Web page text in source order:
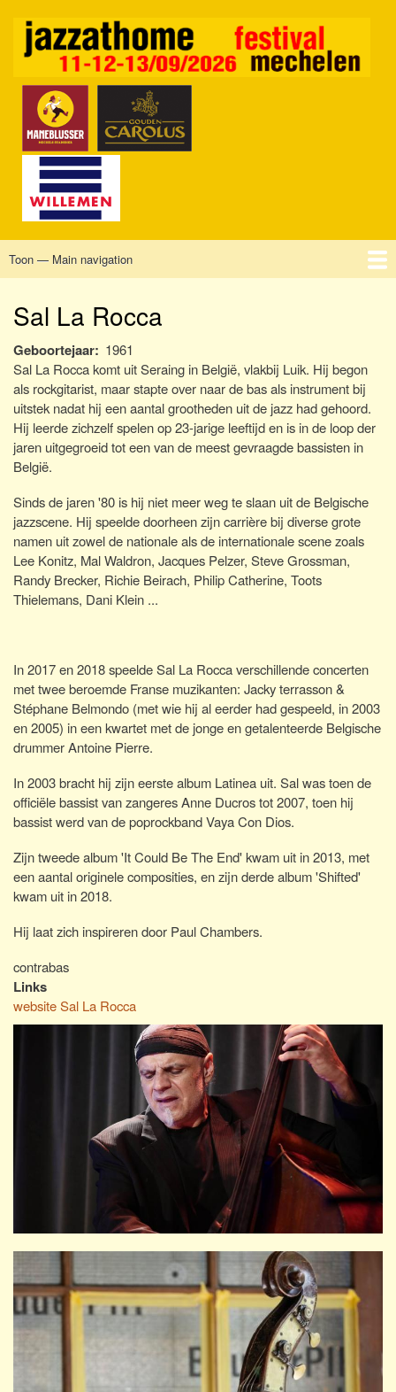
de
Main
Toon — Main navigation
Sal La Rocca
Geboortejaar
1961
Sal La Rocca komt uit Seraing in België, vlakbij Luik. Hij begon
als rockgitarist, maar stapte over naar de bas als instrument bij
uitstek nadat hij een aantal grootheden uit de jazz had gehoord.
Hij leerde zichzelf spelen op 23-jarige leeftijd en is in de loop der
jaren uitgegroeid tot een van de meest gevraagde bassisten in
België.
Sinds de jaren '80 is hij niet meer weg te slaan uit de Belgische
jazzscene. Hij speelde doorheen zijn carrière bij diverse grote
namen uit zowel de nationale als de internationale scene zoals
Lee Konitz, Mal Waldron, Jacques Pelzer, Steve Grossman,
Randy Brecker, Richie Beirach, Philip Catherine, Toots
Thielemans, Dani Klein ...
In 2017 en 2018 speelde Sal La Rocca verschillende concerten
met twee beroemde Franse muzikanten: Jacky terrasson &
Stéphane Belmondo (met wie hij al eerder had gespeeld, in 2003
en 2005) in een kwartet met de jonge en getalenteerde Belgische
drummer Antoine Pierre.
In 2003 bracht hij zijn eerste album Latinea uit. Sal was toen de
officiële bassist van zangeres Anne Ducros tot 2007, toen hij
bassist werd van de poprockband Vaya Con Dios.
Zijn tweede album 'It Could Be The End' kwam uit in 2013, met
een aantal originele composities, en zijn derde album 'Shifted'
kwam uit in 2018.
Hij laat zich inspireren door Paul Chambers.
contrabas
Links
website Sal La Rocca